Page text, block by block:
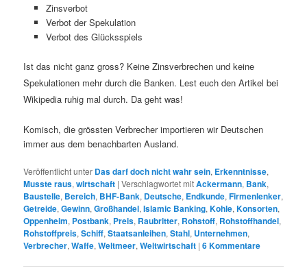
Zinsverbot
Verbot der Spekulation
Verbot des Glücksspiels
Ist das nicht ganz gross? Keine Zinsverbrechen und keine
Spekulationen mehr durch die Banken. Lest euch den Artikel bei
Wikipedia ruhig mal durch. Da geht was!
Komisch, die grössten Verbrecher importieren wir Deutschen
immer aus dem benachbarten Ausland.
Veröffentlicht unter Das darf doch nicht wahr sein, Erkenntnisse,
Musste raus,wirtschaft |Verschlagwortet mitAckermann, Bank,
Baustelle, Bereich, BHF-Bank, Deutsche, Endkunde,Firmenlenker,
Getreide,Gewinn,Großhandel,Islamic Banking,Kohle,Konsorten,
Oppenheim, Postbank, Preis, Raubritter, Rohstoff, Rohstoffhandel,
Rohstoffpreis,Schiff,Staatsanleihen,Stahl, Unternehmen,
Verbrecher,Waffe,Weltmeer,Weltwirtschaft |6Kommentare